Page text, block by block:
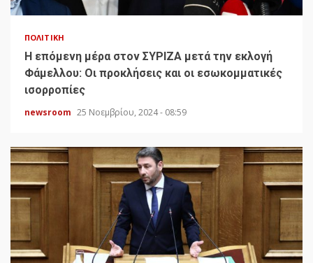
ΠΟΛΙΤΙΚΉ
H επόμενη μέρα στον ΣΥΡΙΖΑ μετά την εκλογή
Φάμελλου: Οι προκλήσεις και οι εσωκομματικές
ισορροπίες
newsroom 25 Νοεμβρίου, 2024 - 08:59